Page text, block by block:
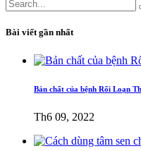
Bài viết gần nhất
Bản chất của bệnh Rối Loạn
Th6 09, 2022